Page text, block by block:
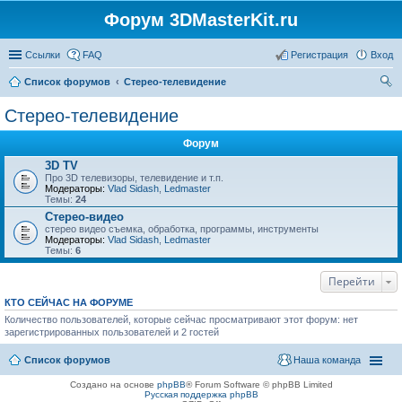
Форум 3DMasterKit.ru
Ссылки FAQ Вход
Регистрация
Список форумов
Стерео-телевидение
Стерео-телевидение
Форум
3D TV
Про 3D телевизоры, телевидение и т.п.
Модераторы: Vlad Sidash Ledmaster
Темы: 24
Стерео-видео
стерео видео съемка, обработка, программы, инструменты
Модераторы: Vlad Sidash Ledmaster
Темы: 6
Перейти
КТО СЕЙЧАС НА ФОРУМЕ
Количество пользователей, которые сейчас просматривают этот форум: нет
зарегистрированных пользователей и 2 гостей
Список форумов Наша команда
Создано на основе phpBB® Forum Software © phpBB Limited
Русская поддержка phpBB